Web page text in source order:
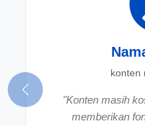
konten
"Konten masih
memberikan
Previous